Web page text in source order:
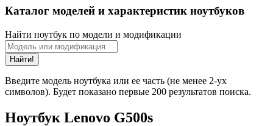
Каталог моделей и характеристик ноутбуков
Найти ноутбук по модели и модификации
Найти!
Введите модель ноутбука или ее часть (не менее 2-ух
символов). Будет показано первые 200 результатов поиска.
Ноутбук Lenovo G500s